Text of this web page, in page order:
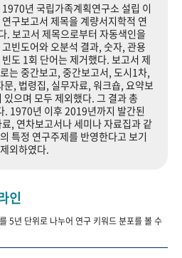
행정박물 영상 기록물
년 50+1주년 광장
년 국립가족계획연구소 설립 이
구보고서 제목을 계량서지학적 연
. 보고서 제목으로부터 자동색인을
빈도어와 오분석 결과, 숫자, 관용
도 1회 단어는 제거했다. 보고서 제
는 중간보고, 중간보고서, 도시1차,
, 법령집, 실무자료, 워크숍, 요약보
으며 모두 제외했다. 그 결과 총
1970년 이후 2019년까지 발간된
, 연차보고서나 세미나 자료집과 같
특정 연구주제를 반영한다고 보기
외하였다.
인
5년 단위로 나누어 연구 키워드 분포를 볼 수